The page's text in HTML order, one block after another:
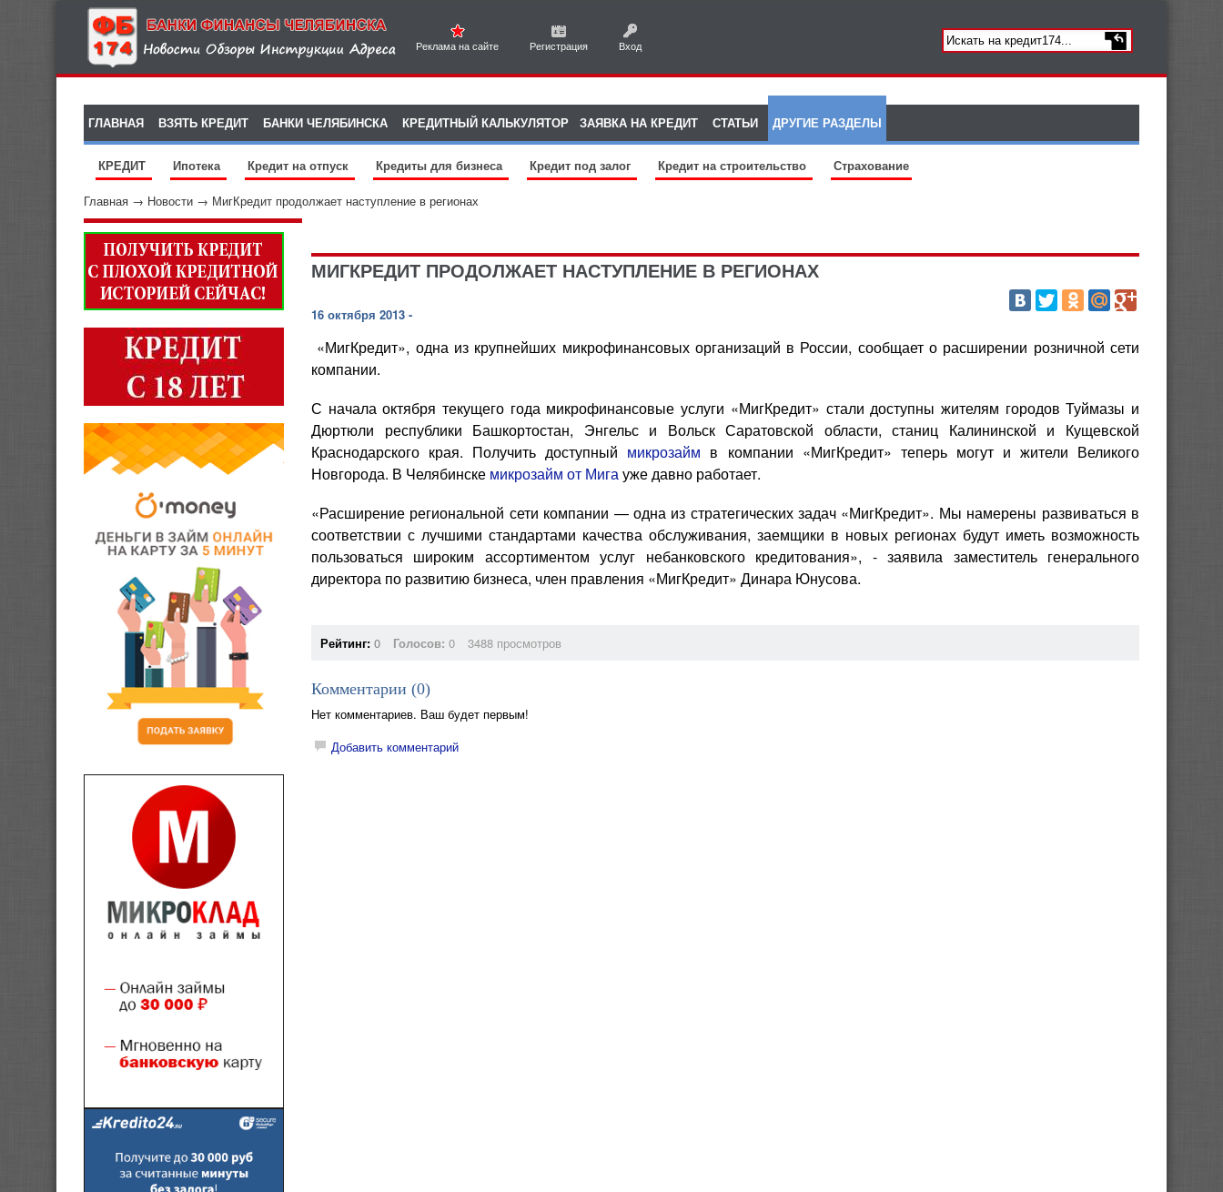
Реклама на сайте Регистрация Вход
ГЛАВНАЯ ВЗЯТЬ КРЕДИТ БАНКИ ЧЕЛЯБИНСКА КРЕДИТНЫЙ КАЛЬКУЛЯТОР ЗАЯВКА НА КРЕДИТ СТАТЬИ ДРУГИЕ РАЗДЕЛЫ
КРЕДИТ Ипотека Кредит на отпуск Кредиты для бизнеса Кредит под залог Кредит на строительство Страхование
Главная → Новости → МигКредит продолжает наступление в регионах
МИГКРЕДИТ ПРОДОЛЖАЕТ НАСТУПЛЕНИЕ В РЕГИОНАХ
16 октября 2013 -
«МигКредит», одна из крупнейших микрофинансовых организаций в России, сообщает о расширении розничной сети
компании.
С начала октября текущего года микрофинансовые услуги «МигКредит» стали доступны жителям городов Туймазы и
Дюртюли республики Башкортостан, Энгельс и Вольск Саратовской области, станиц Калининской и Кущевской
Краснодарского края. Получить доступный микрозайм в компании «МигКредит» теперь могут и жители Великого
Новгорода. В Челябинске микрозайм от Мигауже давно работает.
«Расширение региональной сети компании — одна из стратегических задач «МигКредит». Мы намерены развиваться в
соответствии с лучшими стандартами качества обслуживания, заемщики в новых регионах будут иметь возможность
пользоваться широким ассортиментом услуг небанковского кредитования», - заявила заместитель генерального
директора по развитию бизнеса, член правления «МигКредит» Динара Юнусова.
Рейтинг: 0 Голосов: 0 3488 просмотров
Комментарии (0)
Нет комментариев. Ваш будет первым!
Добавить комментарий